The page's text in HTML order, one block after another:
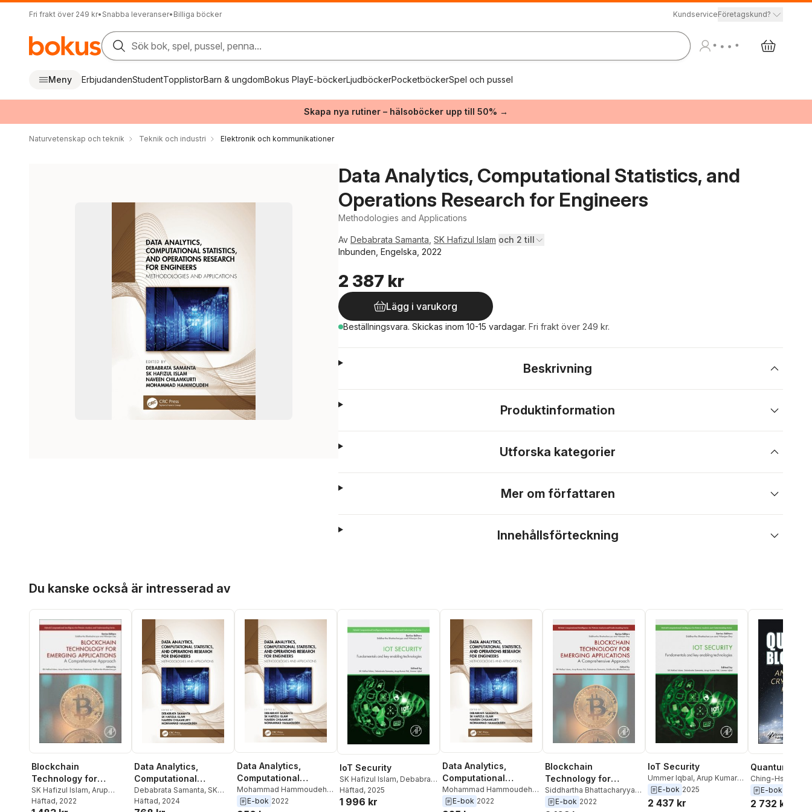
Fri frakt över 249 kr• Snabba leveranser• Billiga böcker KundserviceFöretagskund?
Sök bok, spel, pussel, penna...
Meny ErbjudandenStudentTopplistorBarn & ungdomBokus PlayE-böckerLjudböckerPocketböckerSpel och pussel
Skapa nya rutiner – hälsoböcker upp till 50% →
Naturvetenskap och teknik Teknik och industri Elektronik och kommunikationer
Data Analytics, Computational Statistics, and
Operations Research for Engineers
Methodologies and Applications
Av Debabrata Samanta SK Hafizul Islam och 2 till
Inbunden, Engelska, 2022
2 387 kr
Lägg i varukorg
Beställningsvara. Skickas inom 10-15 vardagar. Fri frakt över 249 kr.
Beskrivning
Produktinformation
Utforska kategorier
Mer om författaren
Innehållsförteckning
Du kanske också är intresserad av
Blockchain
Technology for
Emerging Applications
SK Hafizul Islam, Arup
Kumar Pal,Debabrata
Häftad, 2022
Data Analytics,
Computational
Statistics, and
Operations Research
Debabrata Samanta, SK
Hafizul Islam
Häftad, 2024
Data Analytics,
Computational
Statistics, and
Operations Research
Mohammad Hammoudeh,
Naveen Chilamkurti
E-bok 2022
IoT Security
SK Hafizul Islam, Debabrata
Samanta,Arup Kumar Pal
Ummer Iqbal
Häftad, 2025
1 996 kr
Data Analytics,
Computational
Statistics, and
Operations Research
Mohammad Hammoudeh,
Naveen Chilamkurti
E-bok 2022
Blockchain
Technology for
Emerging Applications
Siddhartha Bhattacharyya,
Debabrata Samanta
E-bok 2022
IoT Security
Ummer Iqbal, Arup Kumar
Pal,Debabrata Samanta
Hafizul Islam
E-bok 2025
2 437 kr
Quantum
Ching-Hsien Hsu
Balamurugan
Hafizul Islam
E-bok
2 732 kr